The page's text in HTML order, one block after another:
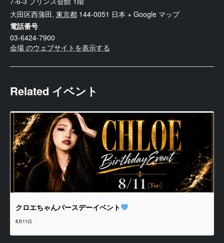
大田区西蒲田, 東京都 144-0051 日本 + Google マップ
電話番号
03-6424-7900
会場 のウェブサイトを表示する
Related イベント
クロエちゃんバースデーイベント
8月11日